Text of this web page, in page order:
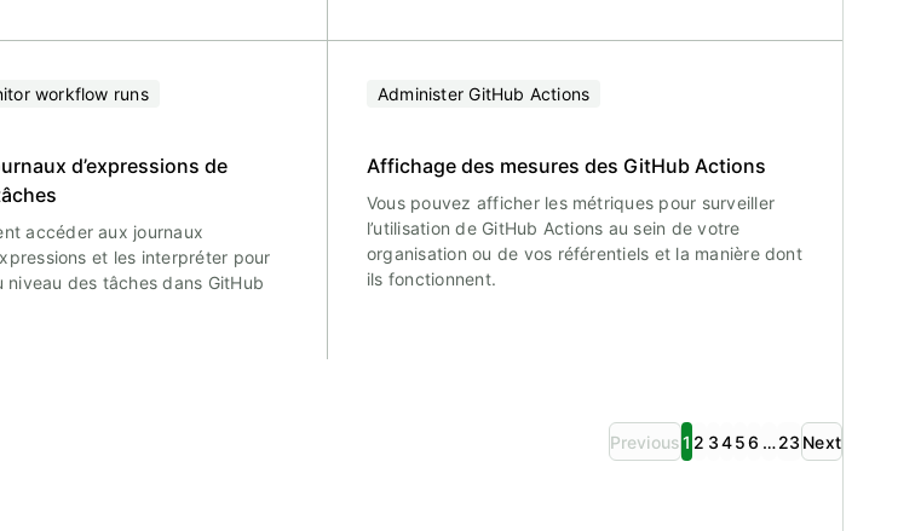
workflow runs
d’expressions de
accéder aux journaux
et les interpréter pour
niveau des tâches dans GitHub
Administer GitHub Actions
Affichage des mesures des GitHub Actions
Vous pouvez afficher les métriques pour surveiller
l’utilisation de GitHub Actions au sein de votre
organisation ou de vos référentiels et la manière dont
ils fonctionnent.
Previous1 2 3456 …23 Next